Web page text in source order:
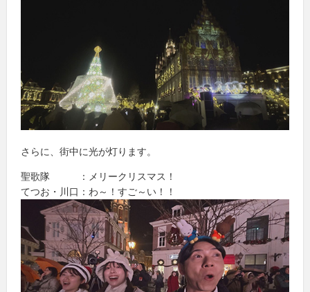
さらに、街中に光が灯ります。
聖歌隊 ：メリークリスマス！
てつお・川口：わ～！すご～い！！